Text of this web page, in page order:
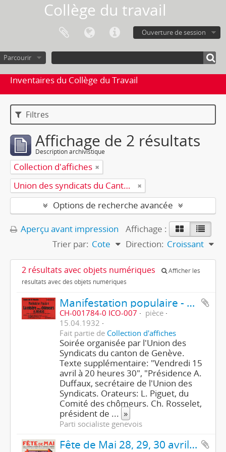
Collège du travail
Ouverture de session
Parcourir
Inventaires du Collège du Travail
Filtres
Affichage de 2 résultats
Description archivistique
Collection d'affiches
Union des syndicats du Canton de Genève
Options de recherche avancée
Aperçu avant impression
Affichage :
Trier par: Cote Direction: Croissant
2 résultats avec objets numériques
Afficher les
résultats avec des objets numériques
Manifestation populaire - La misère des chômeurs à Genève
CH-001784-0 ICO-007
pièce
15.04.1932
Fait partie de Collection d'affiches
Soirée organisée par l'Union des
Syndicats du canton de Genève.
Texte supplémentaire: "Vendredi 15
avril à 20 heures 30", "Présidence A.
Duffaux, secrétaire de l'Union des
Syndicats. Orateurs: L. Piguet, du
Comité des chômeurs. Ch. Rosselet,
président de ... »
Parti socialiste genevois
Fête de Mai 28, 29, 30 avril et 1er mai 1939